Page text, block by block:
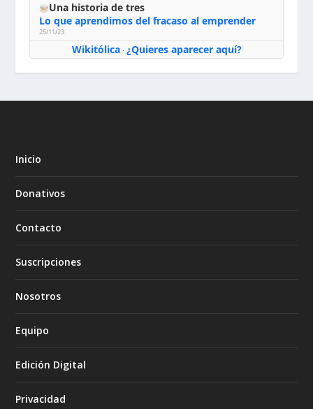
Una historia de tres
Lo que aprendimos del fracaso al emprender
25/11/23
Wikitólica· ¿Quieres aparecer aquí?
Inicio
Donativos
Contacto
Suscripciones
Nosotros
Equipo
Edición Digital
Privacidad